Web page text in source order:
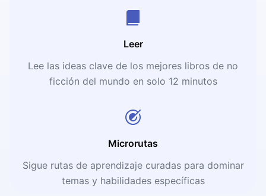
Leer
Lee las ideas clave de los mejores libros de no
ficción del mundo en solo 12 minutos
Microrutas
Sigue rutas de aprendizaje curadas para dominar
temas y habilidades específicas